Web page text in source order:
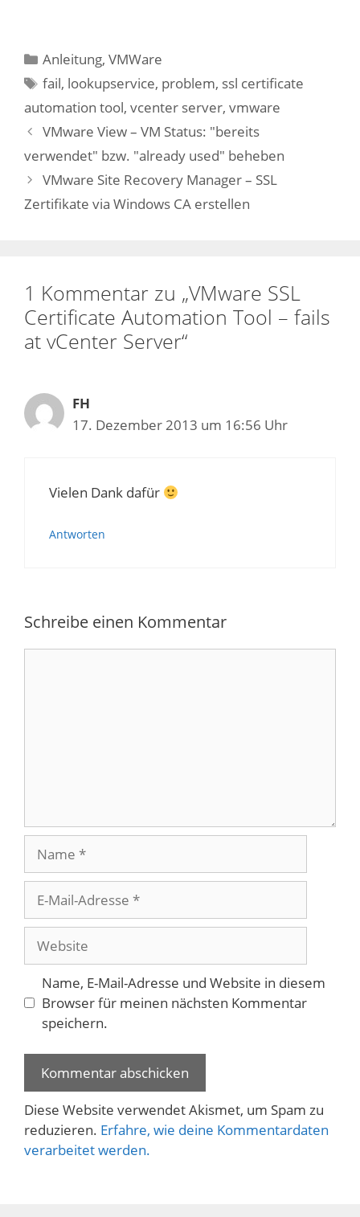
Kategorien
Anleitung,VMWare
Schlagwörter
fail, lookupservice, problem, ssl certificate
automation tool, vcenter server, vmware
VMware View – VM Status: "bereits
verwendet" bzw. "already used" beheben
VMware Site Recovery Manager – SSL
Zertifikate via Windows CA erstellen
1 Kommentar zu „VMware SSL
Certificate Automation Tool – fails
at vCenter Server“
FH
17. Dezember 2013 um 16:56 Uhr
Vielen Dank dafür
Antworten
Schreibe einen Kommentar
Mail-
Adresse
Website
Name, E-Mail-Adresse und Website in diesem
Browser für meinen nächsten Kommentar
speichern.
Diese Website verwendet Akismet, um Spam zu
reduzieren. Erfahre, wie deine Kommentardaten
verarbeitet werden.